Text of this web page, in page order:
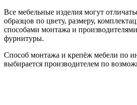
Все мебельные изделия могут
образцов по цвету, размеру,
способами монтажа и
фурнитуры.
Способ монтажа и крепёж мебели по
выбирается производителем по